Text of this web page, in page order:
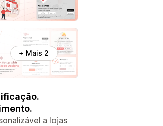
+ Mais 2
a lojas